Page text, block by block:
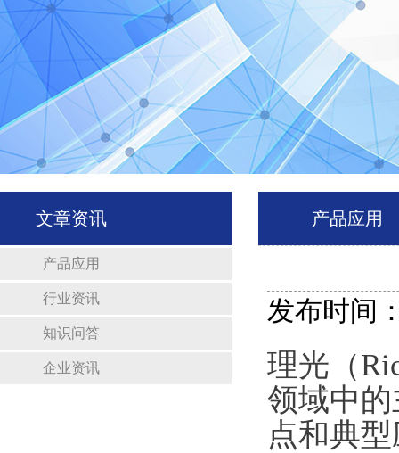
文章资讯
产品应用
行业资讯
知识问答
企业资讯
产品应用
发布时间
理光（
领域中
点和典